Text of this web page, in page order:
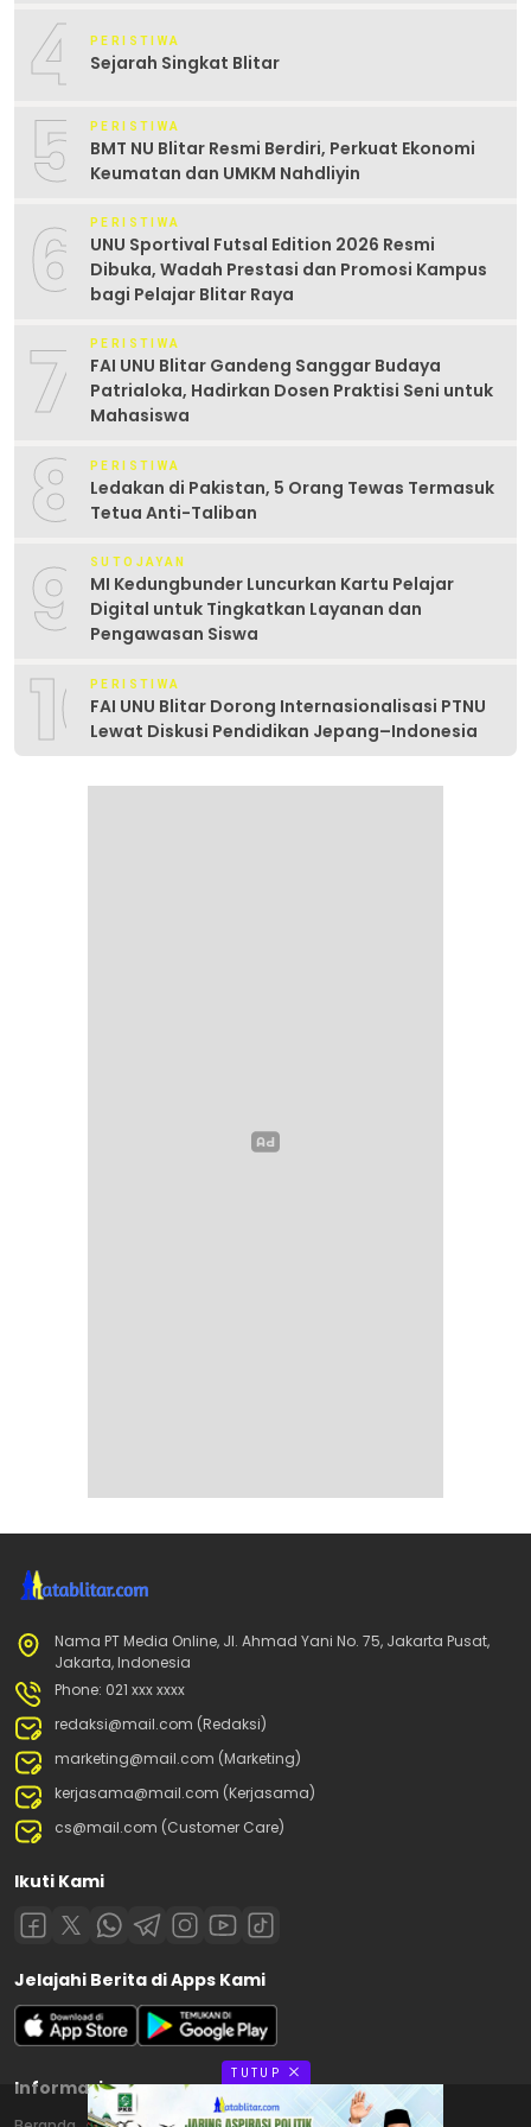
4
PERISTIWA
Sejarah Singkat Blitar
5 PERISTIWA
BMT NU Blitar Resmi Berdiri, Perkuat Ekonomi
Keumatan dan UMKM Nahdliyin
6 PERISTIWA
UNU Sportival Futsal Edition 2026 Resmi
Dibuka, Wadah Prestasi dan Promosi Kampus
bagi Pelajar Blitar Raya
7 PERISTIWA
FAI UNU Blitar Gandeng Sanggar Budaya
Patrialoka, Hadirkan Dosen Praktisi Seni untuk
Mahasiswa
8 PERISTIWA
Ledakan di Pakistan, 5 Orang Tewas Termasuk
Tetua Anti-Taliban
9 SUTOJAYAN
MI Kedungbunder Luncurkan Kartu Pelajar
Digital untuk Tingkatkan Layanan dan
Pengawasan Siswa
10PERISTIWA
FAI UNU Blitar Dorong Internasionalisasi PTNU
Lewat Diskusi Pendidikan Jepang–Indonesia
Nama PT Media Online, Jl. Ahmad Yani No. 75, Jakarta Pusat,
Jakarta, Indonesia
Phone: 021 xxx xxxx
redaksi@mail.com (Redaksi)
marketing@mail.com (Marketing)
kerjasama@mail.com (Kerjasama)
cs@mail.com (Customer Care)
Ikuti Kami
Jelajahi Berita di Apps Kami
Informasi
TUTUP